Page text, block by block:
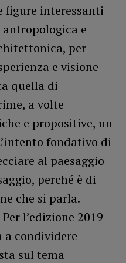
figure interessanti
e
per
e visione
quella di
a volte
e propositive, un
fondativo di
al paesaggio
perché è di
che si parla.
l’edizione 2019
condividere
sul tema